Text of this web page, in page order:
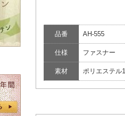
品番 AH-555
仕様 ファスナー
素材 ポリエステル